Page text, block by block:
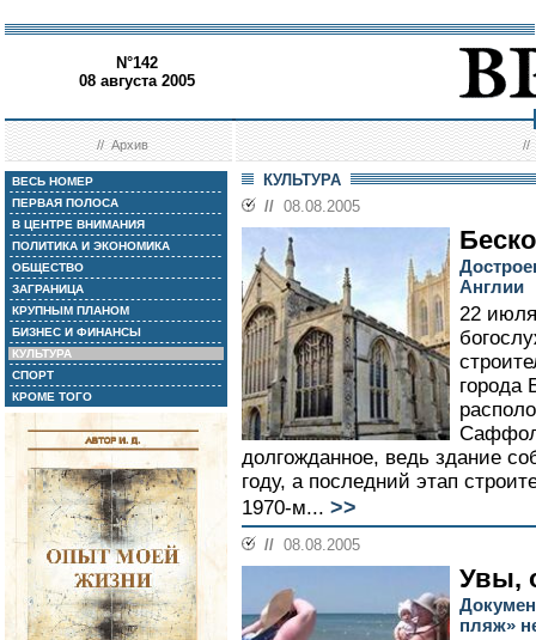
N°142
08 августа 2005
//Архив //
ВЕСЬ НОМЕР
ПЕРВАЯ ПОЛОСА
В ЦЕНТРЕ ВНИМАНИЯ
ПОЛИТИКА И ЭКОНОМИКА
ОБЩЕСТВО
ЗАГРАНИЦА
КРУПНЫМ ПЛАНОМ
БИЗНЕС И ФИНАНСЫ
КУЛЬТУРА
СПОРТ
КРОМЕ ТОГО
КУЛЬТУРА
// 08.08.2005
Англии
22
города
долгожданное, ведь здание
году, а последний этап
1970-м... >>
// 08.08.2005
Увы,
пляж»